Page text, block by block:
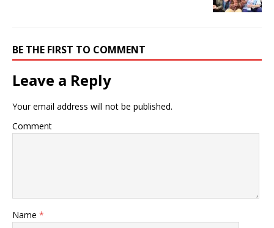
BE THE FIRST TO COMMENT
Leave a Reply
Your email address will not be published.
Comment
Name *